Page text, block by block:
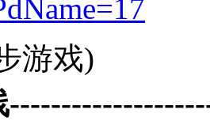
游戏)